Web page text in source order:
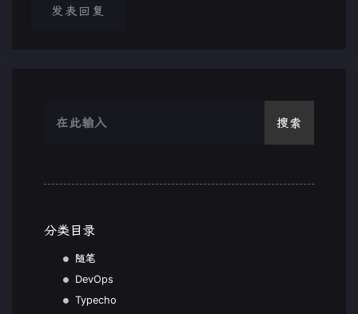
发表回复
搜索
分类目录
随笔
DevOps
Typecho